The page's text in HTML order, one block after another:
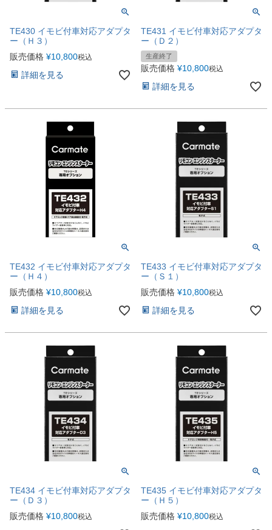
TE430 イモビ付車対応アダプタ
ー（Ｈ３）
販売価格 ¥10,800税込
詳細を見る
TE431 イモビ付車対応アダプタ
ー（Ｄ２）
生産終了
販売価格 ¥10,800税込
詳細を見る
TE432 イモビ付車対応アダプタ
ー（Ｈ４）
販売価格 ¥10,800税込
詳細を見る
TE433 イモビ付車対応アダプタ
ー（Ｓ１）
販売価格 ¥10,800税込
詳細を見る
TE434 イモビ付車対応アダプタ
ー（Ｄ３）
販売価格 ¥10,800税込
TE435 イモビ付車対応アダプタ
ー（Ｈ５）
販売価格 ¥10,800税込